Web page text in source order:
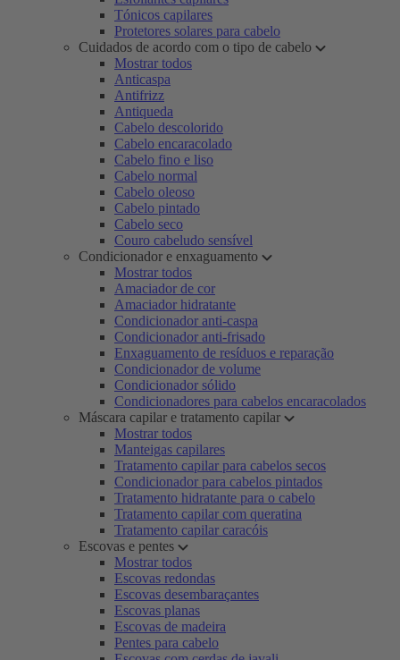
Tónicos capilares
Protetores solares para cabelo
Cuidados de acordo com o tipo de cabelo
Mostrar todos
Anticaspa
Antifrizz
Antiqueda
Cabelo descolorido
Cabelo encaracolado
Cabelo fino e liso
Cabelo normal
Cabelo oleoso
Cabelo pintado
Cabelo seco
Couro cabeludo sensível
Condicionador e enxaguamento
Mostrar todos
Amaciador de cor
Amaciador hidratante
Condicionador anti-caspa
Condicionador anti-frisado
Enxaguamento de resíduos e reparação
Condicionador de volume
Condicionador sólido
Condicionadores para cabelos encaracolados
Máscara capilar e tratamento capilar
Mostrar todos
Manteigas capilares
Tratamento capilar para cabelos secos
Condicionador para cabelos pintados
Tratamento hidratante para o cabelo
Tratamento capilar com queratina
Tratamento capilar caracóis
Escovas e pentes
Mostrar todos
Escovas redondas
Escovas desembaraçantes
Escovas planas
Escovas de madeira
Pentes para cabelo